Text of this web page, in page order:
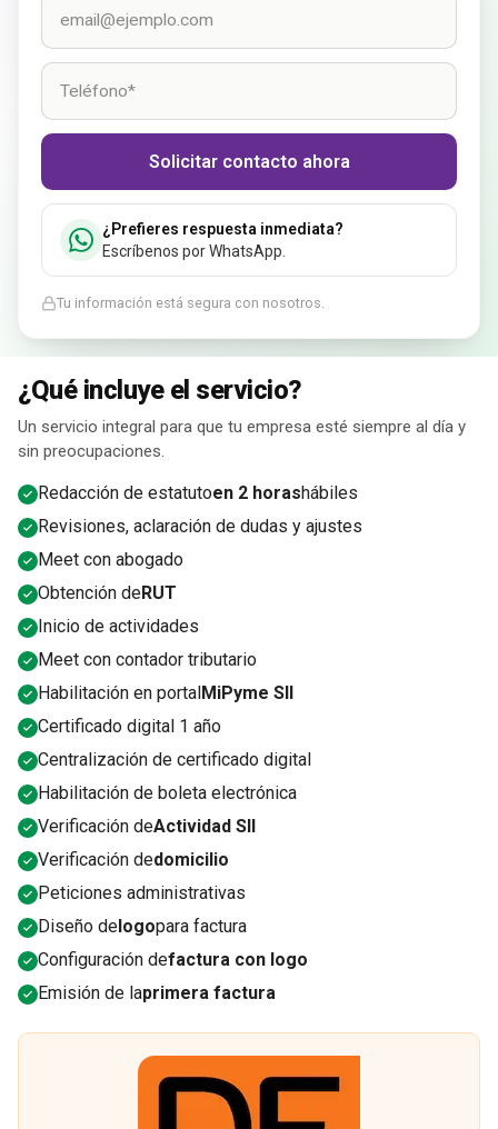
¿Prefieres respuesta inmediata?
Escríbenos por WhatsApp.
Tu información está segura con nosotros.
¿Qué incluye el servicio?
Un servicio integral para que tu empresa esté siempre al día y
sin preocupaciones.
Redacción de estatutoen 2 horashábiles
Revisiones, aclaración de dudas y ajustes
Meet con abogado
Obtención deRUT
Inicio de actividades
Meet con contador tributario
Habilitación en portalMiPyme SII
Certificado digital 1 año
Centralización de certificado digital
Habilitación de boleta electrónica
Verificación deActividad SII
Verificación dedomicilio
Peticiones administrativas
Diseño delogopara factura
Configuración defactura con logo
Emisión de laprimera factura